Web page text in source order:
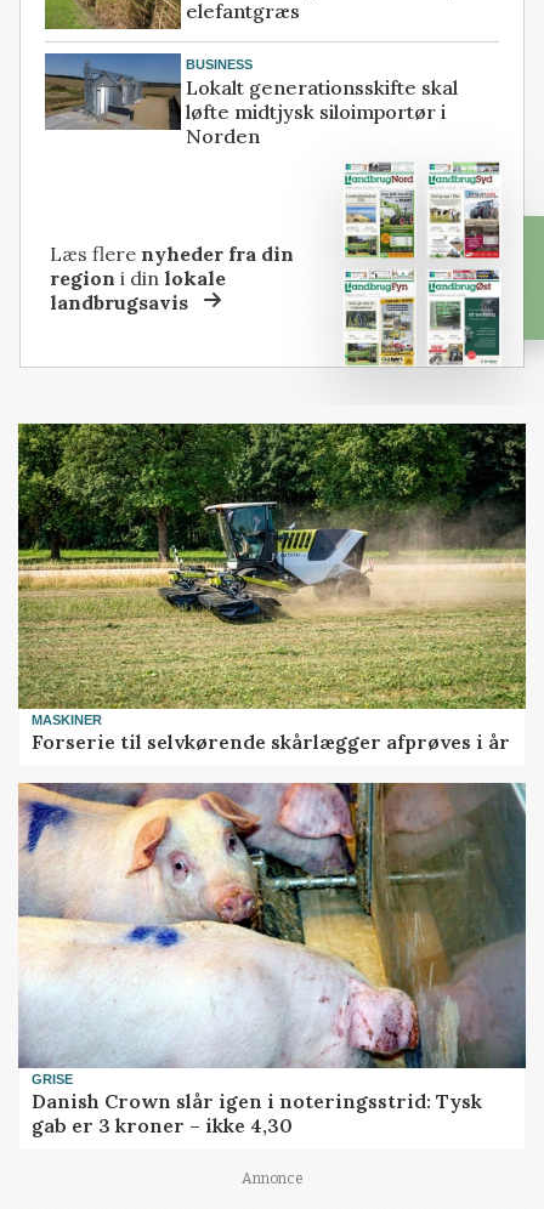
elefantgræs
BUSINESS
Lokalt generationsskifte skal
løfte midtjysk siloimportør i
Norden
Læs flere nyheder fra din
region i dinlokale
landbrugsavis
MASKINER
Forserie til selvkørende skårlægger afprøves i år
GRISE
Danish Crown slår igen i noteringsstrid: Tysk
gab er 3 kroner – ikke 4,30
Annonce